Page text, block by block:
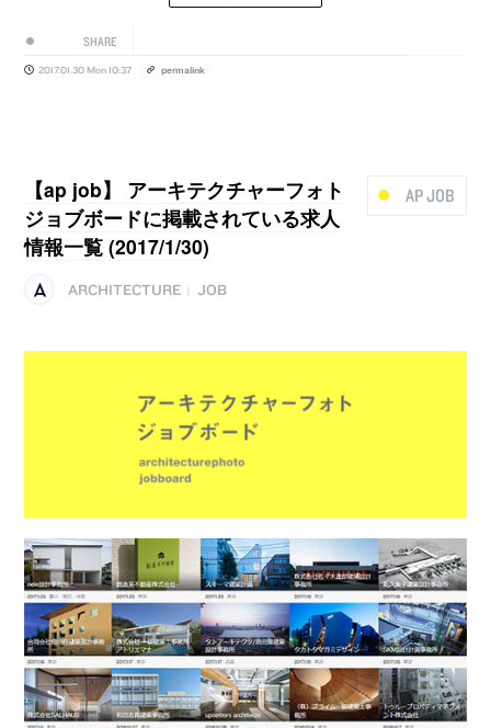
SHARE
2017.01.30 Mon 10:37 permalink
AP JOB
【ap job】 アーキテクチャーフォト
ジョブボードに掲載されている求人
情報一覧 (2017/1/30)
ARCHITECTURE JOB